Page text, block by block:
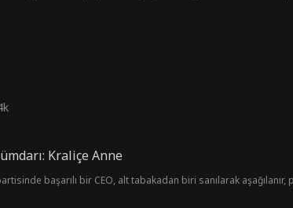
Kraliçe Anne
başarılı bir CEO, alt tabakadan biri sanılarak